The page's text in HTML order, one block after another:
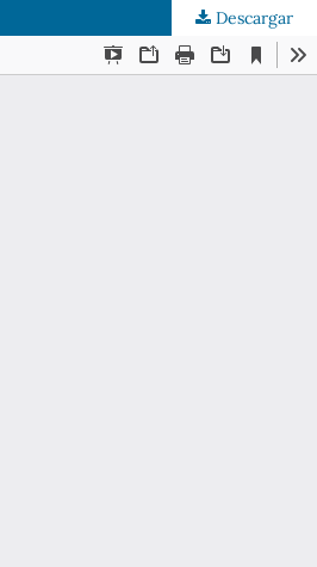
Descargar